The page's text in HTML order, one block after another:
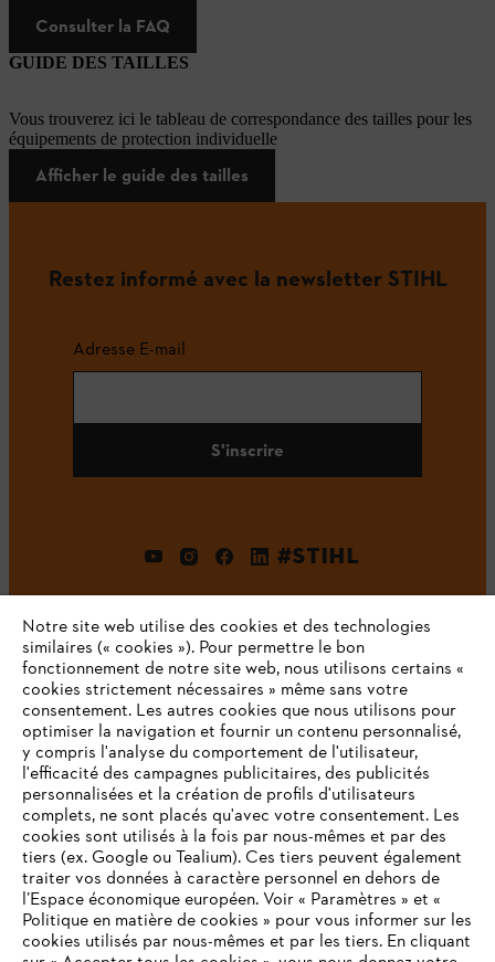
Consulter la FAQ
GUIDE DES TAILLES
Vous trouverez ici le tableau de correspondance des tailles pour les
équipements de protection individuelle
Afficher le guide des tailles
Restez informé avec la newsletter STIHL
Adresse E-mail
S'inscrire
#STIHL
L'Entreprise
STIHL FAQ
Contact
Notre site web utilise des cookies et des technologies
similaires (« cookies »). Pour permettre le bon
fonctionnement de notre site web, nous utilisons certains «
cookies strictement nécessaires » même sans votre
consentement. Les autres cookies que nous utilisons pour
optimiser la navigation et fournir un contenu personnalisé,
y compris l'analyse du comportement de l'utilisateur,
l'efficacité des campagnes publicitaires, des publicités
personnalisées et la création de profils d'utilisateurs
complets, ne sont placés qu'avec votre consentement. Les
cookies sont utilisés à la fois par nous-mêmes et par des
tiers (ex. Google ou Tealium). Ces tiers peuvent également
traiter vos données à caractère personnel en dehors de
l’Espace économique européen. Voir « Paramètres » et «
Politique en matière de cookies » pour vous informer sur les
cookies utilisés par nous-mêmes et par les tiers. En cliquant